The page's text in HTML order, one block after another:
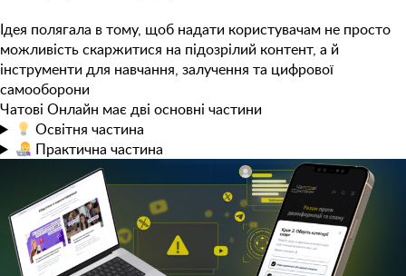
Ідея полягала в тому, щоб надати користувачам не просто
можливість скаржитися на підозрілий контент, а й
інструменти для навчання, залучення та цифрової
самооборони
Чатові Онлайн має дві основні частини
Освітня частина
Практична частина